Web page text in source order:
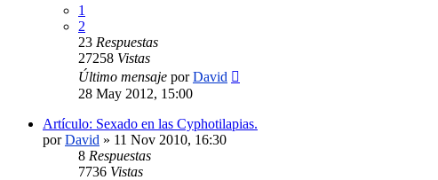
1
2
23 Respuestas
27258 Vistas
Último mensaje porDavid
28 May 2012, 15:00
Artículo: Sexado en las Cyphotilapias.
porDavid » 11 Nov 2010, 16:30
8 Respuestas
7736 Vistas